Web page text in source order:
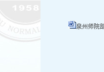
泉州师院